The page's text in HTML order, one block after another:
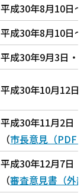
平成30年8月10日
平成30年8月10日
平成30年9月3日・
平成30年10月12日
平成30年11月2日
（市長意見（PDF
平成30年12月7日
（審査意見書（外